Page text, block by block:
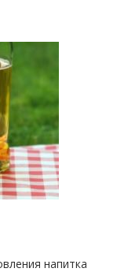
напитка